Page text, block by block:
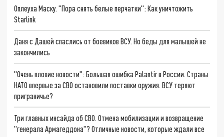
Оплеуха Маску. "Пора снять белые перчатки": Как уничтожить
Starlink
Даня с Дашей спаслись от боевиков ВСУ. Но беды для малышей не
закончились
"Очень плохие новости": Большая ошибка Palantir в России. Страны
НАТО впервые за СВО остановили поставки оружия. ВСУ теряют
приграничье?
Три главных инсайда об СВО. Отмена мобилизации и возвращение
"генерала Армагеддона"? Отличные новости, которые ждали все